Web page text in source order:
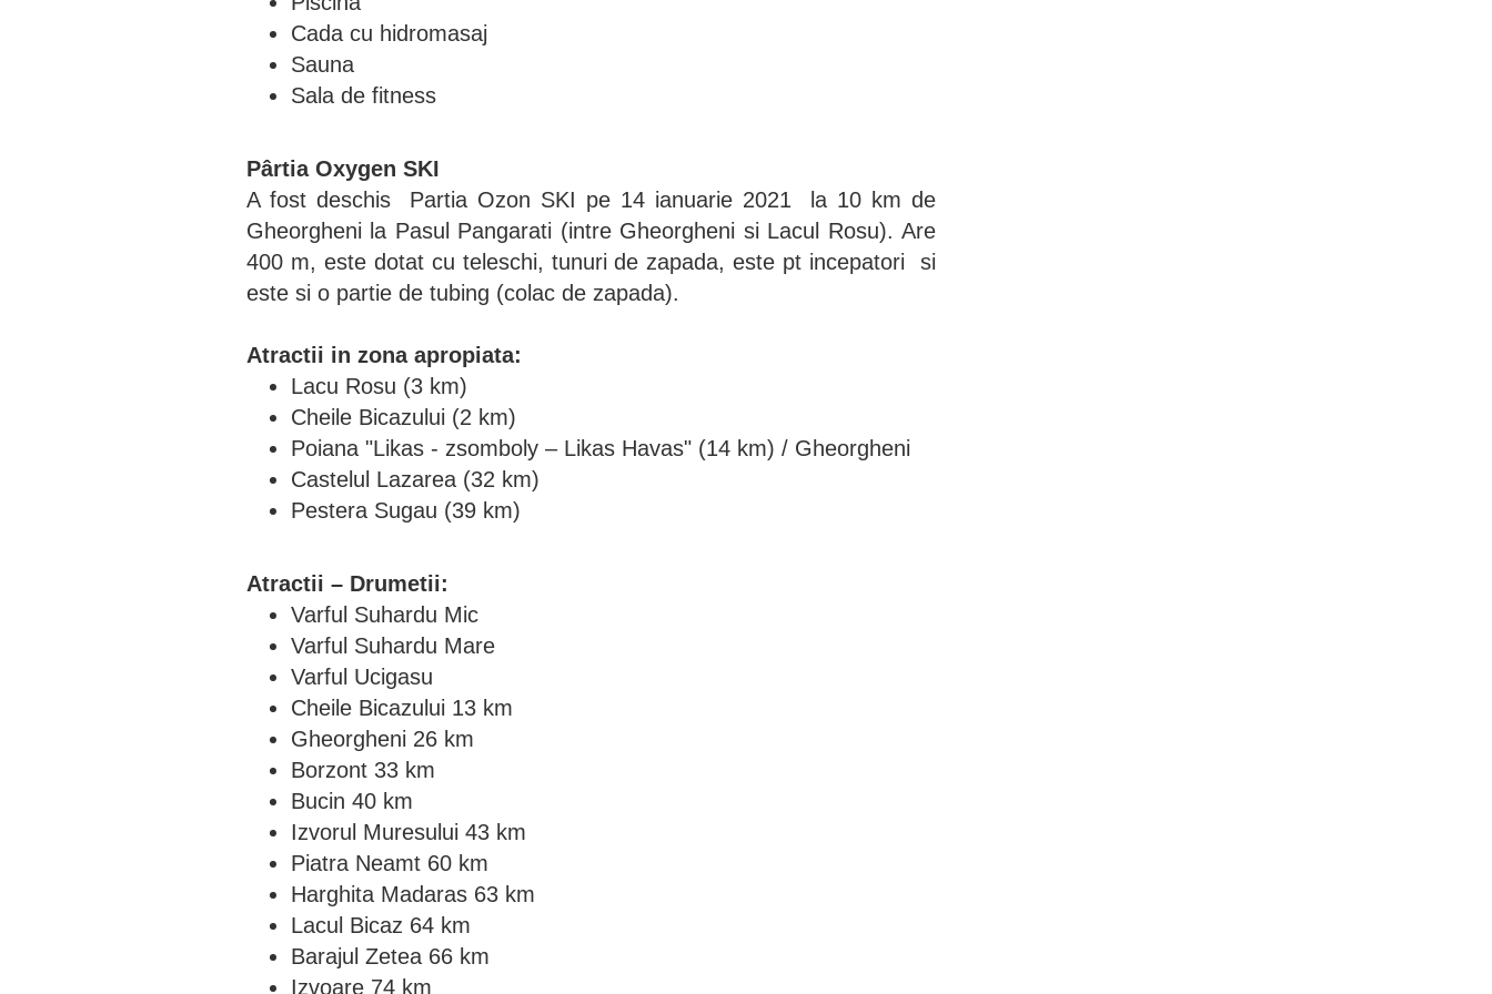
Cada cu hidromasaj
Sauna
Sala de fitness
Pârtia Oxygen SKI
A fost deschis Partia Ozon SKI pe 14 ianuarie 2021 la 10 km de
Gheorgheni la Pasul Pangarati (intre Gheorgheni si Lacul Rosu). Are
400 m, este dotat cu teleschi, tunuri de zapada, este pt incepatori si
este si o partie de tubing (colac de zapada).
Atractii in zona apropiata:
Lacu Rosu (3 km)
Cheile Bicazului (2 km)
Poiana "Likas - zsomboly – Likas Havas" (14 km) / Gheorgheni
Castelul Lazarea (32 km)
Pestera Sugau (39 km)
Atractii – Drumetii:
Varful Suhardu Mic
Varful Suhardu Mare
Varful Ucigasu
Cheile Bicazului 13 km
Gheorgheni 26 km
Borzont 33 km
Bucin 40 km
Izvorul Muresului 43 km
Piatra Neamt 60 km
Harghita Madaras 63 km
Lacul Bicaz 64 km
Barajul Zetea 66 km
Izvoare 74 km